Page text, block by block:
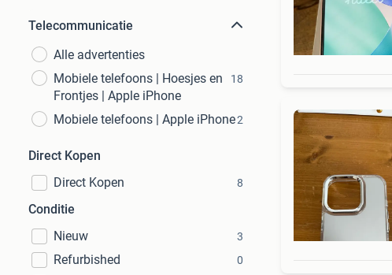
Telecommunicatie
Alle advertenties
Mobiele telefoons | Hoesjes en
Frontjes | Apple iPhone
18
Mobiele telefoons | Apple iPhone2
Direct Kopen
Direct Kopen
8
Conditie
Nieuw
3
Refurbished 0